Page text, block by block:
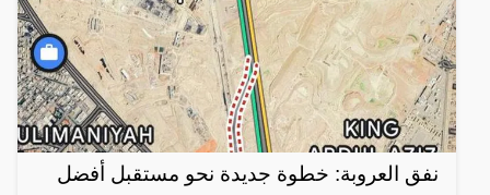
نفق العروبة: خطوة جديدة نحو مستقبل أفضل